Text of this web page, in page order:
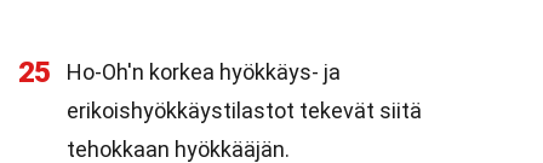
25
Ho-Oh'n korkea hyökkäys- ja
erikoishyökkäystilastot tekevät siitä
tehokkaan hyökkääjän.